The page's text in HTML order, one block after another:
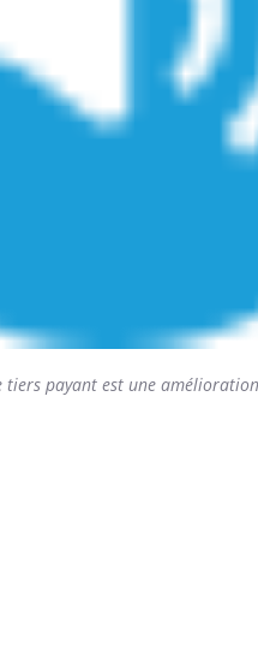
tiers payant est une